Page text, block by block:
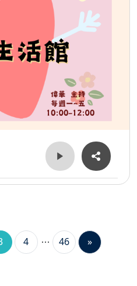
4 46 »